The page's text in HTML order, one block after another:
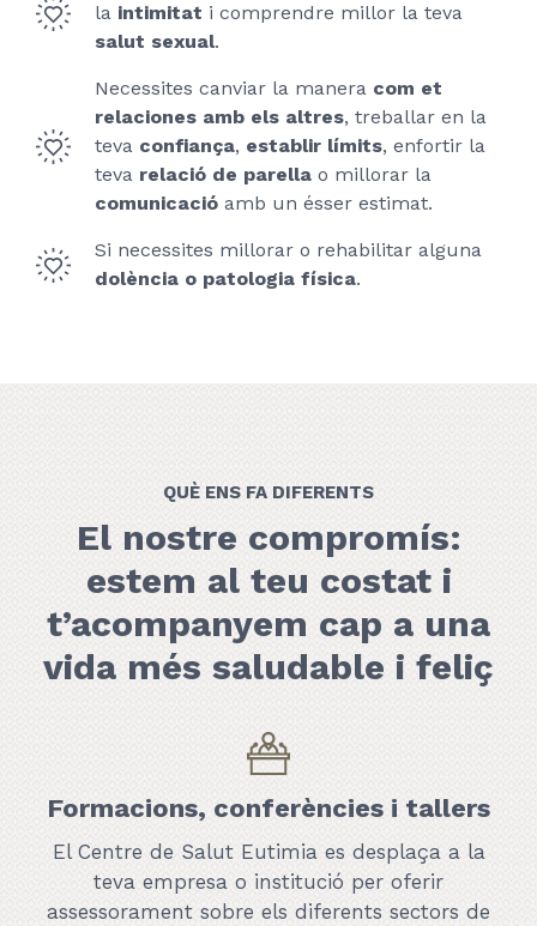
laintimitat i comprendre millor la teva
salut sexual.
Necessites canviar la manera com et
relaciones amb els altres, treballar en la
tevaconfiança, establir límits, enfortir la
teva relació de parellao millorar la
comunicació amb un ésser estimat.
Si necessites millorar o rehabilitar alguna
dolència o patologia física.
QUÈ ENS FA DIFERENTS
El nostre compromís:
estem al teu costat i
t’acompanyem cap a una
vida més saludable i feliç
Formacions, conferències i tallers
El Centre de Salut Eutimia es desplaça a la
teva empresa o institució per oferir
assessorament sobre els diferents sectors de